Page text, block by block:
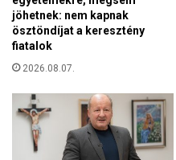
r
i
s
z
i
á
k
J
é
z
u
jöhetnek: nem kapnak
ösztöndíjat a keresztény
fiatalok
2026.08.07.